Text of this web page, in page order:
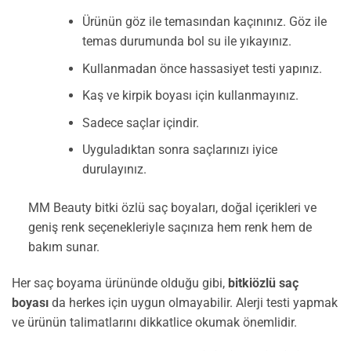
Ürünün göz ile temasından kaçınınız. Göz ile
temas durumunda bol su ile yıkayınız.
Kullanmadan önce hassasiyet testi yapınız.
Kaş ve kirpik boyası için kullanmayınız.
Sadece saçlar içindir.
Uyguladıktan sonra saçlarınızı iyice
durulayınız.
MM Beauty bitki özlü saç boyaları, doğal içerikleri ve
geniş renk seçenekleriyle saçınıza hem renk hem de
bakım sunar.
Her saç boyama ürününde olduğu gibi, bitkiözlü saç
boyası da herkes için uygun olmayabilir. Alerji testi yapmak
ve ürünün talimatlarını dikkatlice okumak önemlidir.